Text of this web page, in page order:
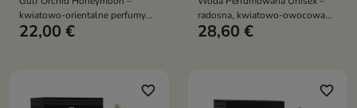
kwiatowo-orientalne perfumy
unisex. Mandarynka,
22,00 €
radosna, kwiatowo-owocowa
kompozycja pełna świeżości i
z malin, piżma i cedru tworzą
harmonijny, pełen życia zapach
28,60 €
favorite_border favorite_border